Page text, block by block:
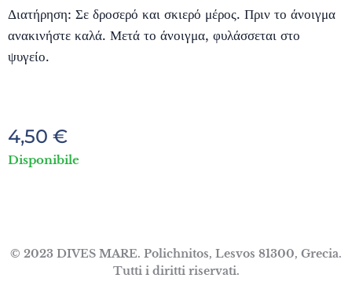
Διατήρηση: Σε δροσερό και σκιερό μέρος. Πριν το άνοιγμα
ανακινήστε καλά. Μετά το άνοιγμα, φυλάσσεται στο
ψυγείο.
4,50 €
Disponibile
© 2023 DIVES MARE. Polichnitos, Lesvos 81300, Grecia.
Tutti i diritti riservati.